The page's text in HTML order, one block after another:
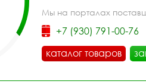
Мы на порталах
+7 (930) 791-00-76
каталог товаров